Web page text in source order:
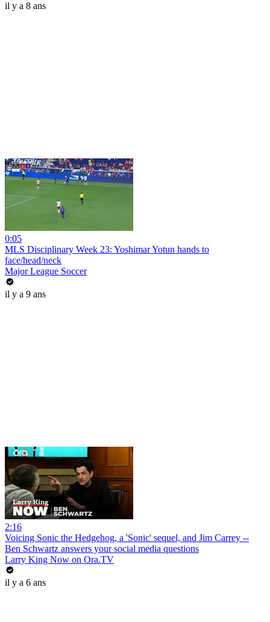
il y a 8 ans
0:05
MLS Disciplinary Week 23: Yoshimar Yotun hands to
face/head/neck
Major League Soccer
il y a 9 ans
2:16
Voicing Sonic the Hedgehog, a 'Sonic' sequel, and Jim Carrey --
Ben Schwartz answers your social media questions
Larry King Now on Ora.TV
il y a 6 ans